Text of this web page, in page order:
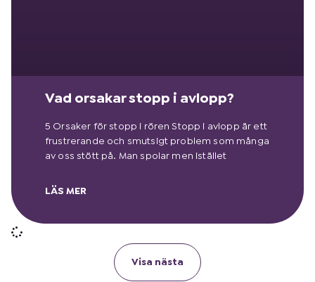
Vad orsakar stopp i avlopp?
5 Orsaker för stopp i rören Stopp i avlopp är ett
frustrerande och smutsigt problem som många
av oss stött på. Man spolar men istället
LÄS MER
Visa nästa